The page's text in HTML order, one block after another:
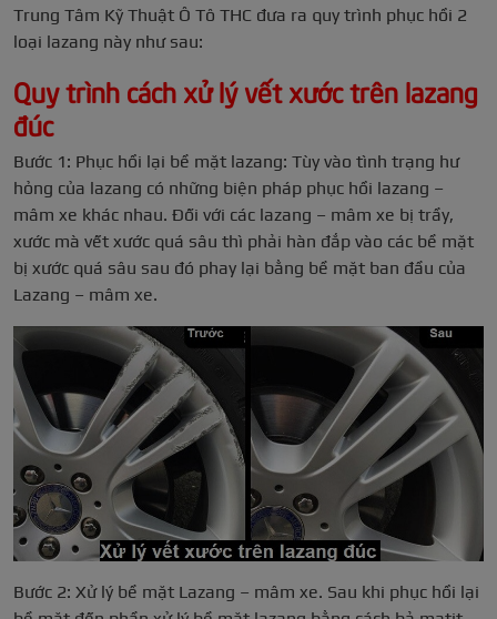
Trung Tâm Kỹ Thuật Ô Tô THC đưa ra quy trình phục hồi 2
loại lazang này như sau:
Quy trình cách xử lý vết xước trên lazang
đúc
Bước 1: Phục hồi lại bề mặt lazang: Tùy vào tình trạng hư
hỏng của lazang có những biện pháp phục hồi lazang –
mâm xe khác nhau. Đối với các lazang – mâm xe bị trầy,
xước mà vết xước quá sâu thì phải hàn đắp vào các bề mặt
bị xước quá sâu sau đó phay lại bằng bề mặt ban đầu của
Lazang – mâm xe.
Bước 2: Xử lý bề mặt Lazang – mâm xe. Sau khi phục hồi lại